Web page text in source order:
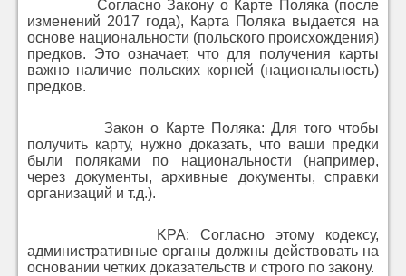
Согласно Закону о Карте Поляка (после
изменений 2017 года), Карта Поляка выдается на
основе национальности (польского происхождения)
предков. Это означает, что для получения карты
важно наличие польских корней (национальность)
предков.
Закон о Карте Поляка: Для того чтобы
получить карту, нужно доказать, что ваши предки
были поляками по национальности (например,
через документы, архивные документы, справки
организаций и т.д.).
KPA: Согласно этому кодексу,
административные органы должны действовать на
основании четких доказательств и строго по закону.